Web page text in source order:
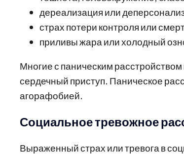
дереализация или
страх потери контроля или
приливы жара или холодный
Многие с паническим
сердечный приступ. Паническое
агорафобией.
Социальное тревожное
Выраженный страх или тревога в